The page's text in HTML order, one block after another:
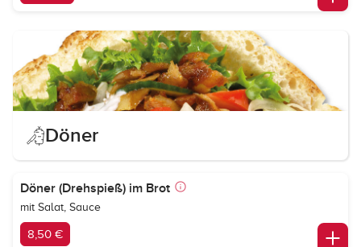
Döner
Döner (Drehspieß) im Brot
mit Salat, Sauce
8,50 €